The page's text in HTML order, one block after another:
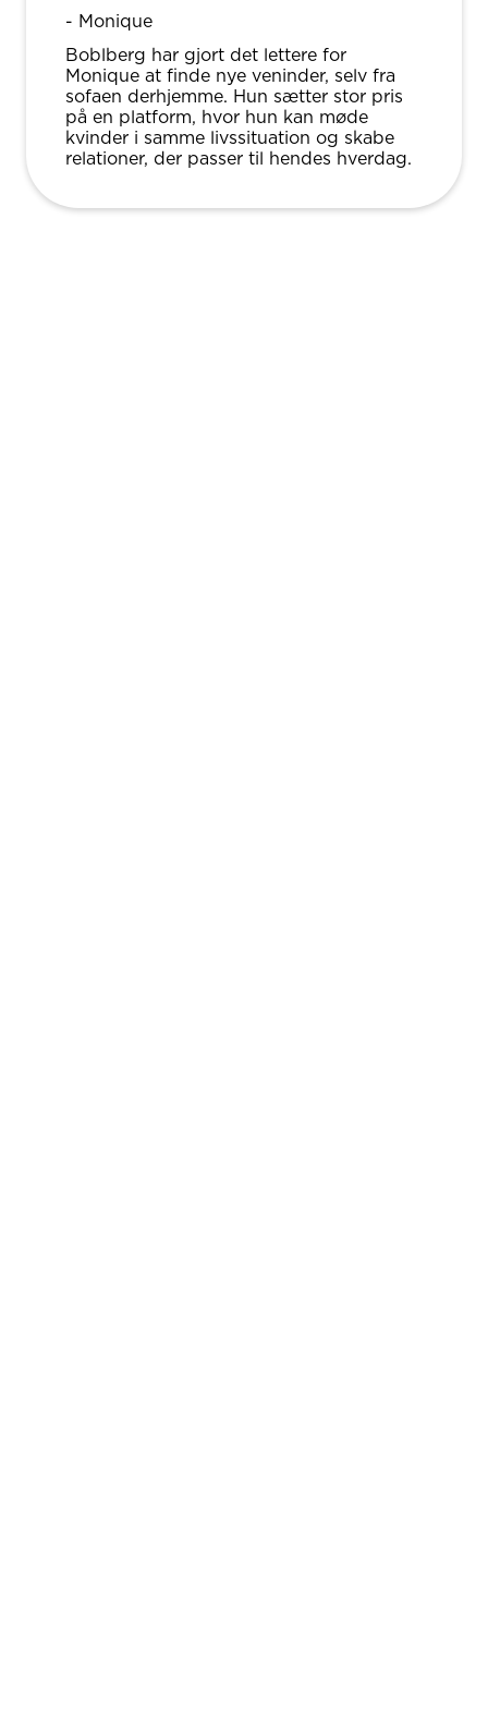
- Monique
Boblberg har gjort det lettere for
Monique at finde nye veninder, selv fra
sofaen derhjemme. Hun sætter stor pris
på en platform, hvor hun kan møde
kvinder i samme livssituation og skabe
relationer, der passer til hendes hverdag.